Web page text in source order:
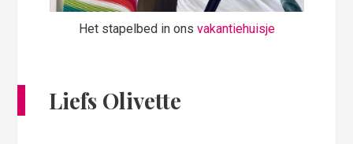
Het stapelbed in ons vakantiehuisje
Liefs Olivette